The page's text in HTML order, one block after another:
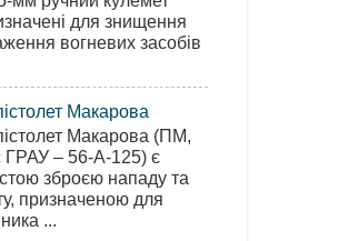
для знищення
вогневих засобів
Макарова
Макарова (ПМ,
ГРАУ – 56-А-125) є
зброєю нападу та
призначеною для
...